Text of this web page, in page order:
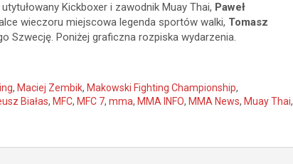
Kickboxer i zawodnik Muay Thai, Paweł
wieczoru miejscowa legenda sportów walki, Tomasz
Szwecję. Poniżej graficzna rozpiska wydarzenia.
, Maciej Zembik, Makowski Fighting Championship,
Białas, MFC, MFC 7, mma, MMA INFO, MMA News, Muay Thai,